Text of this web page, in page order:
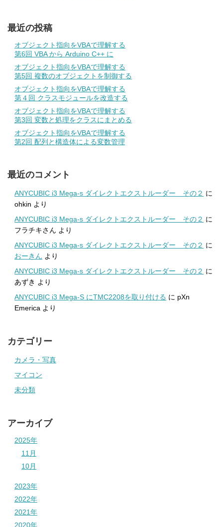
最近の投稿
オブジェクト指向をVBAで理解する
第6回 VBA から Arduino C++ に
オブジェクト指向をVBAで理解する
第5回 複数のオブジェクトを制御する
オブジェクト指向をVBAで理解する
第４回 クラスモジュールを改造する
オブジェクト指向をVBAで理解する
第3回 変数と処理をクラスにまとめる
オブジェクト指向をVBAで理解する
第2回 配列と構造体による変数管理
最近のコメント
ANYCUBIC i3 Mega-s ダイレクトエクストルーダー その２ に
ohkin より
ANYCUBIC i3 Mega-s ダイレクトエクストルーダー その２ に
フラチキさん より
ANYCUBIC i3 Mega-s ダイレクトエクストルーダー その２ に
おーきん より
ANYCUBIC i3 Mega-s ダイレクトエクストルーダー その２ に
あずき より
ANYCUBIC i3 Mega-S にTMC2208を取り付ける に pXn
Emerica より
カテゴリー
カメラ・写真
マイコン
未分類
アーカイブ
2025年
11月
10月
2023年
2022年
2021年
2020年